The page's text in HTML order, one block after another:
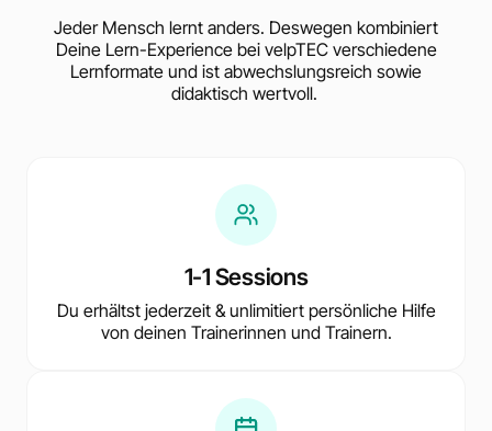
Jeder Mensch lernt anders. Deswegen kombiniert
Deine Lern-Experience bei velpTEC verschiedene
Lernformate und ist abwechslungsreich sowie
didaktisch wertvoll.
1-1 Sessions
Du erhältst jederzeit & unlimitiert persönliche Hilfe
von deinen Trainerinnen und Trainern.